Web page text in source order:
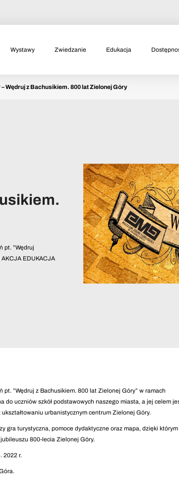
Wystawy Zwiedzanie Edukacja
Wędruj z Bachusikiem. 800 lat Zielonej Góry
pt. ”Wędruj
EDUKACJA
”Wędruj z Bachusikiem. 800 lat Zielonej Góry” w ramach
do uczniów szkół podstawowych naszego miasta, a jej celem
urbanistycznym centrum Zielonej Góry.
gra turystyczna, pomoce dydaktyczne oraz mapa, dzięki którym
800-lecia Zielonej Góry.
2022 r.